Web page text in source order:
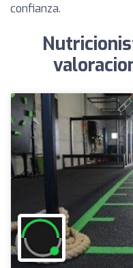
confianza.